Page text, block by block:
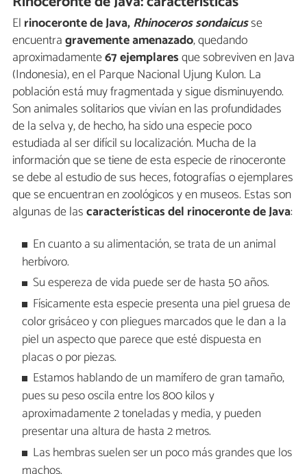
El rinoceronte de Java,Rhinoceros sondaicusse
encuentragravemente amenazado, quedando
aproximadamente67 ejemplaresque sobreviven en Java
(Indonesia), en el Parque Nacional Ujung Kulon. La
población está muy fragmentada y sigue disminuyendo.
Son animales solitarios que vivían en las profundidades
de la selva y, de hecho, ha sido una especie poco
estudiada al ser difícil su localización. Mucha de la
información que se tiene de esta especie de rinoceronte
se debe al estudio de sus heces, fotografías o ejemplares
que se encuentran en zoológicos y en museos. Estas son
algunas de lascaracterísticas del rinoceronte de Java:
En cuanto a su alimentación, se trata de un animal
herbívoro.
Su espereza de vida puede ser de hasta 50 años.
Físicamente esta especie presenta una piel gruesa de
color grisáceo y con pliegues marcados que le dan a la
piel un aspecto que parece que esté dispuesta en
placas o por piezas.
Estamos hablando de un mamífero de gran tamaño,
pues su peso oscila entre los 800 kilos y
aproximadamente 2 toneladas y media, y pueden
presentar una altura de hasta 2 metros.
Las hembras suelen ser un poco más grandes que los